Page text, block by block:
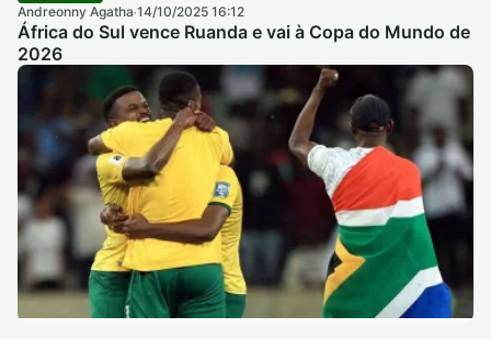
Andreonny Agatha·14/10/2025 16:12
África do Sul vence Ruanda e vai à Copa do Mundo de
2026